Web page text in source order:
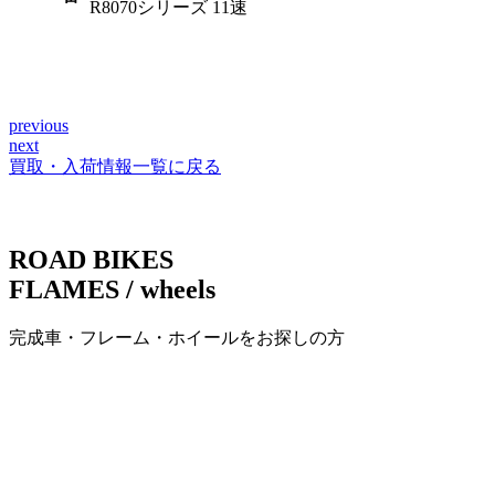
R8070シリーズ 11速
投
稿
ゲ
シ
previous
next
買取・入荷情報一覧に戻る
ROAD BIKES
FLAMES / wheels
完成車・フレーム・ホイールをお探しの方